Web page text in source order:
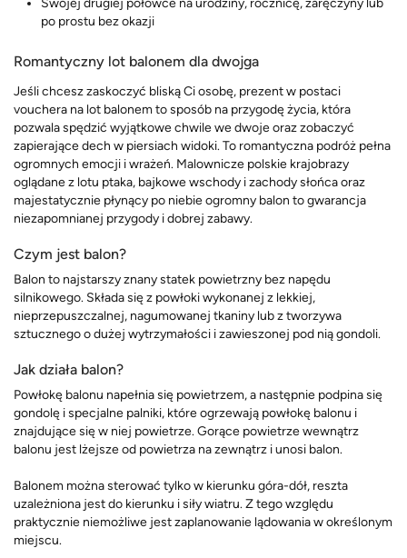
Swojej drugiej połówce na urodziny, rocznicę, zaręczyny lub
po prostu bez okazji
Romantyczny lot balonem dla dwojga
Jeśli chcesz zaskoczyć bliską Ci osobę, prezent w postaci
vouchera na lot balonem to sposób na przygodę życia, która
pozwala spędzić wyjątkowe chwile we dwoje oraz zobaczyć
zapierające dech w piersiach widoki. To romantyczna podróż pełna
ogromnych emocji i wrażeń. Malownicze polskie krajobrazy
oglądane z lotu ptaka, bajkowe wschody i zachody słońca oraz
majestatycznie płynący po niebie ogromny balon to gwarancja
niezapomnianej przygody i dobrej zabawy.
Czym jest balon?
Balon to najstarszy znany statek powietrzny bez napędu
silnikowego. Składa się z powłoki wykonanej z lekkiej,
nieprzepuszczalnej, nagumowanej tkaniny lub z tworzywa
sztucznego o dużej wytrzymałości i zawieszonej pod nią gondoli.
Jak działa balon?
Powłokę balonu napełnia się powietrzem, a następnie podpina się
gondolę i specjalne palniki, które ogrzewają powłokę balonu i
znajdujące się w niej powietrze. Gorące powietrze wewnątrz
balonu jest lżejsze od powietrza na zewnątrz i unosi balon.
Balonem można sterować tylko w kierunku góra-dół, reszta
uzależniona jest do kierunku i siły wiatru. Z tego względu
praktycznie niemożliwe jest zaplanowanie lądowania w określonym
miejscu.